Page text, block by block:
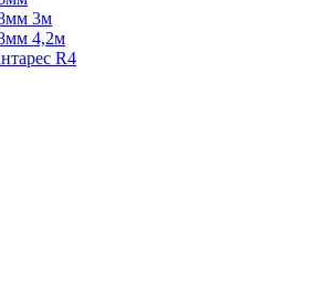
3м
4,2м
R4